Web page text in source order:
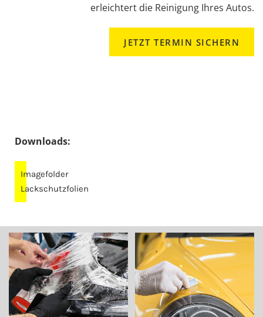
erleichtert die Reinigung Ihres Autos.
JETZT TERMIN SICHERN
Downloads:
Imagefolder
Lackschutzfolien